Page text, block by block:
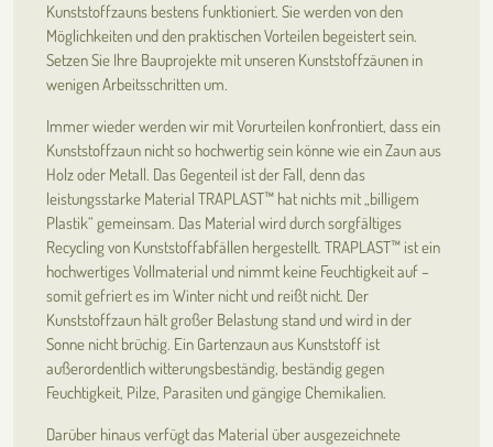
Kunststoffzauns bestens funktioniert. Sie werden von den
Möglichkeiten und den praktischen Vorteilen begeistert sein.
Setzen Sie Ihre Bauprojekte mit unseren Kunststoffzäunen in
wenigen Arbeitsschritten um.
Immer wieder werden wir mit Vorurteilen konfrontiert, dass ein
Kunststoffzaun nicht so hochwertig sein könne wie ein Zaun aus
Holz oder Metall. Das Gegenteil ist der Fall, denn das
leistungsstarke Material TRAPLAST™ hat nichts mit „billigem
Plastik“ gemeinsam. Das Material wird durch sorgfältiges
Recycling von Kunststoffabfällen hergestellt. TRAPLAST™ ist ein
hochwertiges Vollmaterial und nimmt keine Feuchtigkeit auf –
somit gefriert es im Winter nicht und reißt nicht. Der
Kunststoffzaun hält großer Belastung stand und wird in der
Sonne nicht brüchig. Ein Gartenzaun aus Kunststoff ist
außerordentlich witterungsbeständig, beständig gegen
Feuchtigkeit, Pilze, Parasiten und gängige Chemikalien.
Darüber hinaus verfügt das Material über ausgezeichnete